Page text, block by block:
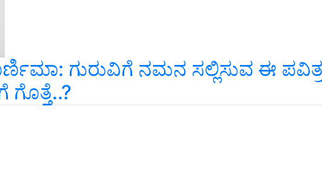
ಗುರುವಿಗೆ ನಮನ ಸಲ್ಲಿಸುವ ಈ ಪವಿತ್ರ